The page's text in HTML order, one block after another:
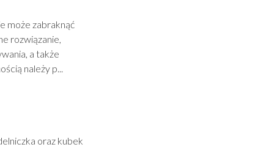
może zabraknąć
rozwiązanie,
a także
należy p...
oraz kubek